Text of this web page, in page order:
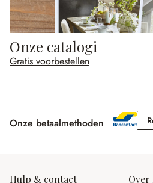
Onze catalogi
Gratis voorbestellen
Onze betaalmethoden
Hulp & contact Over